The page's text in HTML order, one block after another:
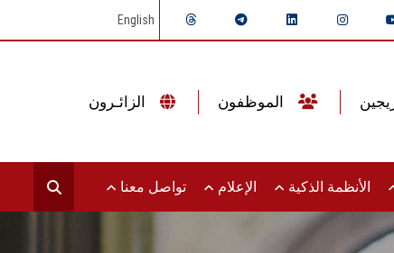
English
الأنظمة الذكية الإعلام تواصل معنا